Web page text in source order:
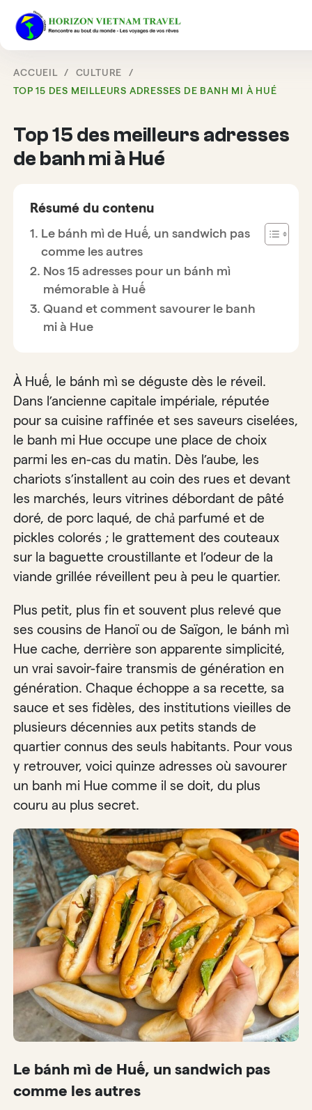
ACCUEIL
CULTURE
TOP 15 DES MEILLEURS ADRESSES DE BANH MI À HUÉ
Top 15 des meilleurs adresses
de banh mi à Hué
Résumé du contenu
Le bánh mì de Huế, un sandwich pas
comme les autres
Nos 15 adresses pour un bánh mì
mémorable à Huế
Quand et comment savourer le banh
mi à Hue
À Huế, le bánh mì se déguste dès le réveil.
Dans l’ancienne capitale impériale, réputée
pour sa cuisine raffinée et ses saveurs ciselées,
le banh mi Hue occupe une place de choix
parmi les en-cas du matin. Dès l’aube, les
chariots s’installent au coin des rues et devant
les marchés, leurs vitrines débordant de pâté
doré, de porc laqué, de chả parfumé et de
pickles colorés ; le grattement des couteaux
sur la baguette croustillante et l’odeur de la
viande grillée réveillent peu à peu le quartier.
Plus petit, plus fin et souvent plus relevé que
ses cousins de Hanoï ou de Saïgon, le bánh mì
Hue cache, derrière son apparente simplicité,
un vrai savoir-faire transmis de génération en
génération. Chaque échoppe a sa recette, sa
sauce et ses fidèles, des institutions vieilles de
plusieurs décennies aux petits stands de
quartier connus des seuls habitants. Pour vous
y retrouver, voici quinze adresses où savourer
un banh mi Hue comme il se doit, du plus
couru au plus secret.
Le bánh mì de Huế, un sandwich pas
comme les autres